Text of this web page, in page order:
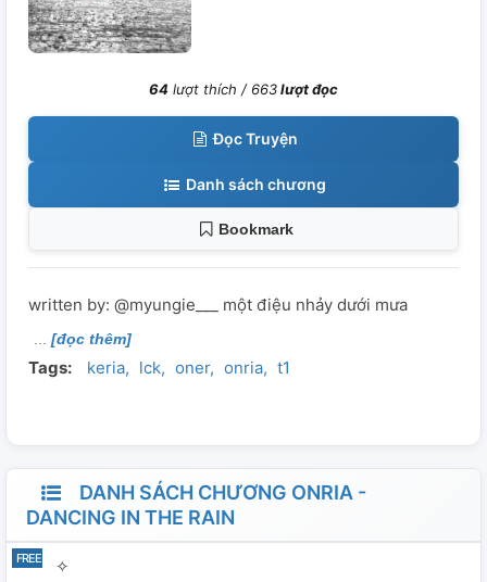
64 lượt thích / 663lượt đọc
Đọc Truyện
Danh sách chương
Bookmark
written by: @myungie___ một điệu nhảy dưới mưa
[đọc thêm]
Tags: keria lck oner onria t1
DANH SÁCH CHƯƠNG ONRIA -
DANCING IN THE RAIN
✧